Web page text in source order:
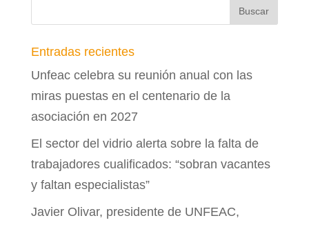
Entradas recientes
Unfeac celebra su reunión anual con las
miras puestas en el centenario de la
asociación en 2027
El sector del vidrio alerta sobre la falta de
trabajadores cualificados: “sobran vacantes
y faltan especialistas”
Javier Olivar, presidente de UNFEAC,